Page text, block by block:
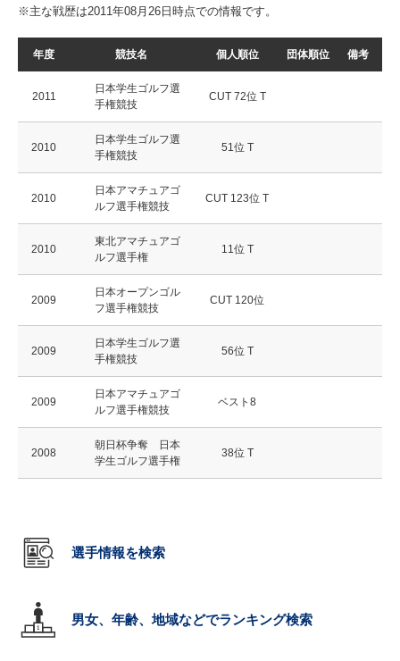
※主な戦歴は2011年08月26日時点での情報です。
年度 競技名 個人順位 団体順位 備考
2011
日本学生ゴルフ選
手権競技
CUT 72位 T
2010
日本学生ゴルフ選
手権競技
51位 T
2010
日本アマチュアゴ
ルフ選手権競技
CUT 123位 T
2010
東北アマチュアゴ
ルフ選手権
11位 T
2009
日本オープンゴル
フ選手権競技
CUT 120位
2009
日本学生ゴルフ選
手権競技
56位 T
2009
日本アマチュアゴ
ルフ選手権競技
ベスト8
2008
朝日杯争奪 日本
学生ゴルフ選手権
38位 T
選手情報を検索
男女、年齢、地域などでランキング検索